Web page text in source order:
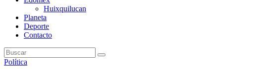
Huixquilucan
Planeta
Deporte
Contacto
Política